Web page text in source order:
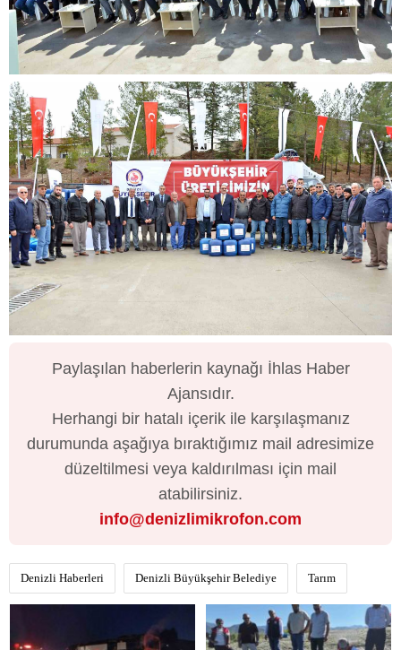
Paylaşılan haberlerin kaynağı İhlas Haber
Ajansıdır.
Herhangi bir hatalı içerik ile karşılaşmanız
durumunda aşağıya bıraktığımız mail adresimize
düzeltilmesi veya kaldırılması için mail
atabilirsiniz.
info@denizlimikrofon.com
Denizli Haberleri Denizli Büyükşehir Belediye Tarım